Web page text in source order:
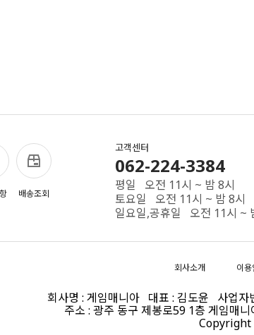
배송조회
고객센터
062-224-3384
평일 오전 11시 ~ 밤 8시
토요일 오전 11시 ~ 밤 8시
일요일,공휴일 오전 11시 ~
회사소개 이용
회사명 : 게임매니아 대표 : 김도윤 사업
주소 : 광주 동구 제봉로59 1층 게임
Copyright